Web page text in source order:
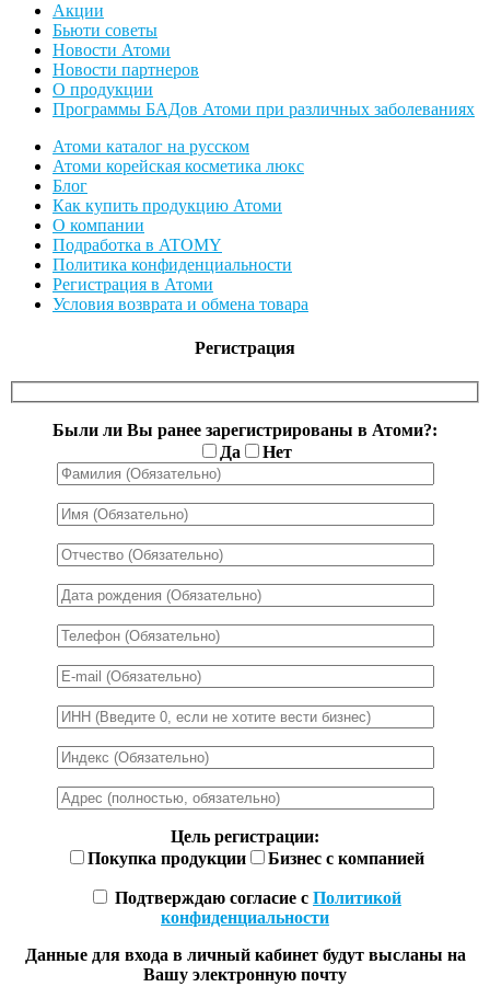
Акции
Бьюти советы
Новости Атоми
Новости партнеров
О продукции
Программы БАДов Атоми при различных заболеваниях
Атоми каталог на русском
Атоми корейская косметика люкс
Блог
Как купить продукцию Атоми
О компании
Подработка в ATOMY
Политика конфиденциальности
Регистрация в Атоми
Условия возврата и обмена товара
Регистрация
Были ли Вы ранее зарегистрированы в Атоми?:
Да
Нет
Цель регистрации:
Покупка продукции
Бизнес с компанией
Подтверждаю согласие с Политикой
конфиденциальности
Данные для входа в личный кабинет будут высланы на
Вашу электронную почту